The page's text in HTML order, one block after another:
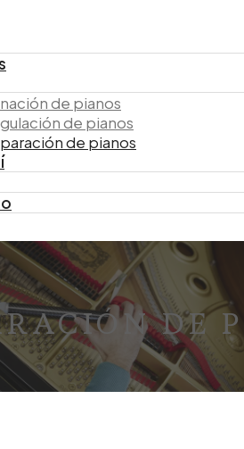
de pianos
de pianos
de pianos
DE